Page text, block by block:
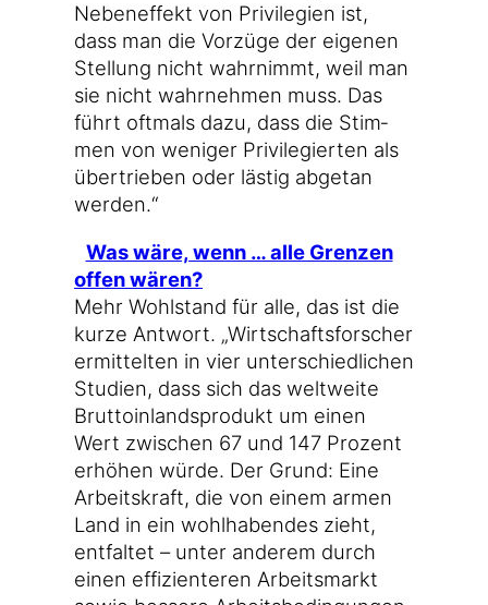
Neben­ef­fekt von Pri­vi­le­gi­en ist,
dass man die Vor­zü­ge der eige­nen
Stel­lung nicht wahr­nimmt, weil man
sie nicht wahr­neh­men muss. Das
führt oft­mals dazu, dass die Stim­
men von weni­ger Pri­vi­le­gier­ten als
über­trie­ben oder läs­tig abge­tan
werden.“
Was wäre, wenn … alle Gren­zen
offen wären?
Mehr Wohl­stand für alle, das ist die
kur­ze Ant­wort. „Wirt­schafts­for­scher
ermit­tel­ten in vier unter­schied­li­chen
Stu­di­en, dass sich das welt­wei­te
Brut­to­in­lands­pro­dukt um einen
Wert zwi­schen 67 und 147 Pro­zent
erhö­hen wür­de. Der Grund: Eine
Arbeits­kraft, die von einem armen
Land in ein wohl­ha­ben­des zieht,
ent­fal­tet – unter ande­rem durch
einen effi­zi­en­te­ren Arbeits­markt